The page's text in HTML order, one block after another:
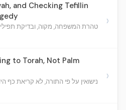
and Checking Tefillin
טהרת המשפחה, מקוה, ובדיקת תפילין
›
to Torah, Not Palm
נישואין על פי התורה, לא קריאת כף
›